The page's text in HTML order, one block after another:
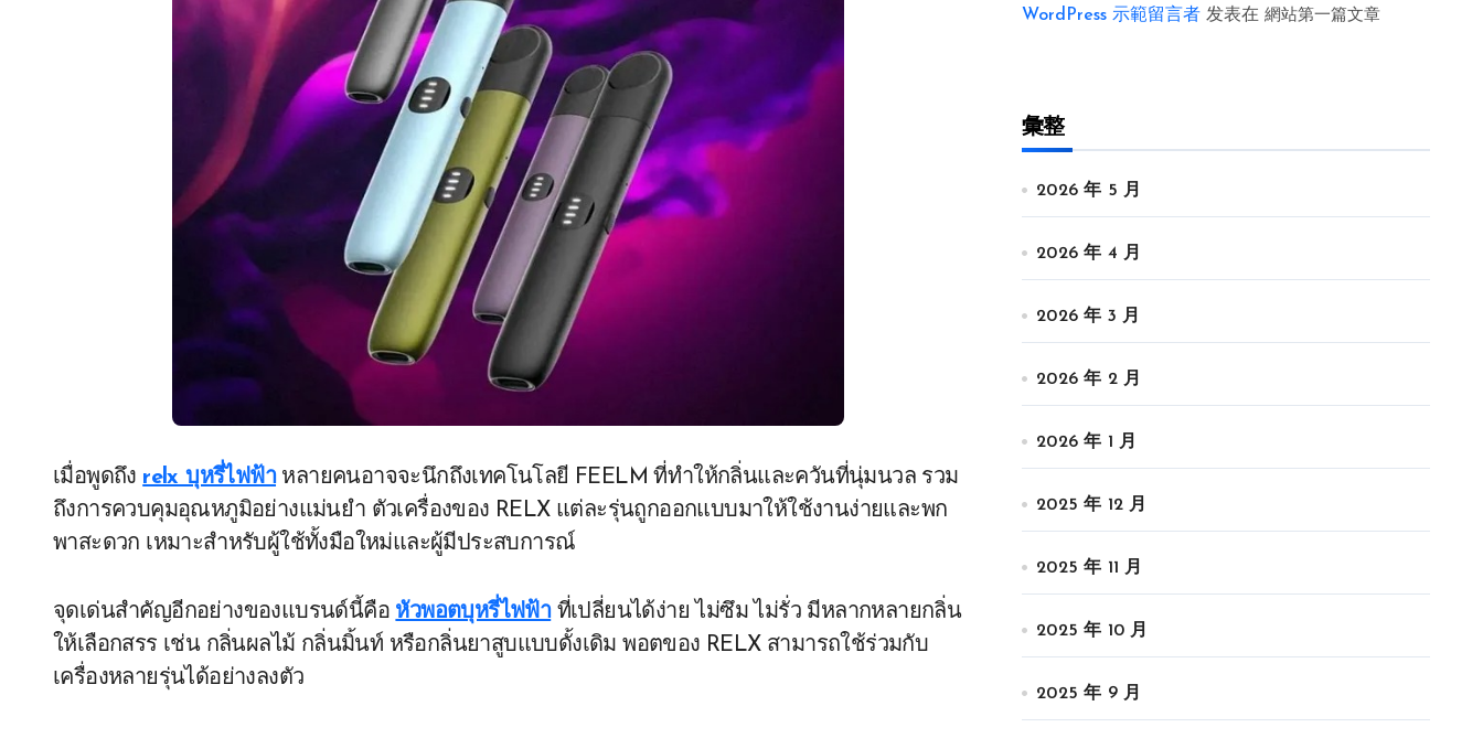
เมื่อพูดถึง relx บุหรี่ไฟฟ้าหลายคนอาจจะนึกถึงเทคโนโลยี FEELM ที่ทำให้กลิ่นและควันที่นุ่มนวล รวม
ถึงการควบคุมอุณหภูมิอย่างแม่นยำ ตัวเครื่องของ RELX แต่ละรุ่นถูกออกแบบมาให้ใช้งานง่ายและพก
พาสะดวก เหมาะสำหรับผู้ใช้ทั้งมือใหม่และผู้มีประสบการณ์
จุดเด่นสำคัญอีกอย่างของแบรนด์นี้คือ หัวพอตบุหรี่ไฟฟ้าที่เปลี่ยนได้ง่าย ไม่ซึม ไม่รั่ว มีหลากหลายกลิ่น
ให้เลือกสรร เช่น กลิ่นผลไม้ กลิ่นมิ้นท์ หรือกลิ่นยาสูบแบบดั้งเดิม พอตของ RELX สามารถใช้ร่วมกับ
เครื่องหลายรุ่นได้อย่างลงตัว
WordPress 示範留言者 发表在 網站第一篇文章
彙整
2026 年 5 月
2026 年 4 月
2026 年 3 月
2026 年 2 月
2026 年 1 月
2025 年 12 月
2025 年 11 月
2025 年 10 月
2025 年 9 月